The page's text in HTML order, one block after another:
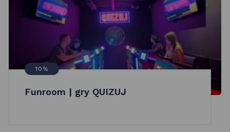
10%
Funroom | gry QUIZUJ